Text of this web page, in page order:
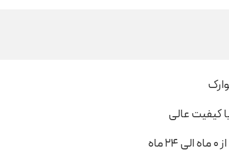
کیفیت عالی